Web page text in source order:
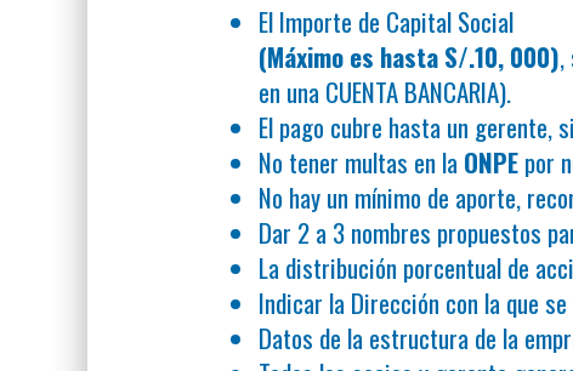
El Importe de Capital Social
(Máximo es hasta S/.10, 000),
en una CUENTA BANCARIA).
El pago cubre hasta un gerente,
No tener multas en la ONPEpor
No hay un mínimo de aporte,
Dar 2 a 3 nombres propuestos
La distribución porcentual de
Indicar la Dirección con la que
Datos de la estructura de la